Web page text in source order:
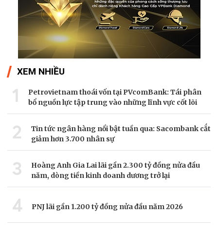
XEM NHIỀU
1
Petrovietnam thoái vốn tại PVcomBank: Tái phân
bổ nguồn lực tập trung vào những lĩnh vực cốt lõi
2
Tin tức ngân hàng nổi bật tuần qua: Sacombank cắt
giảm hơn 3.700 nhân sự
3
Hoàng Anh Gia Lai lãi gần 2.300 tỷ đồng nửa đầu
năm, dòng tiền kinh doanh dương trở lại
4 PNJ lãi gần 1.200 tỷ đồng nửa đầu năm 2026